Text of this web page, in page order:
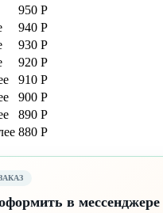
950 Р
940 Р
930 Р
920 Р
910 Р
900 Р
890 Р
880 Р
в мессенджере